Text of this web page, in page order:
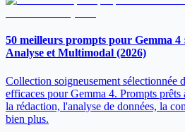
50 meilleurs prompts pour Gemma 4
Analyse et Multimodal (2026)
Collection soigneusement sélectionnée
efficaces pour Gemma 4. Prompts
la rédaction, l'analyse de données, la
bien plus.